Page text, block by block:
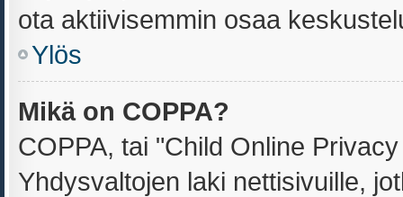
ota aktiivisemmin osaa
Ylös
Mikä on COPPA?
COPPA, tai "Child Online
Yhdysvaltojen laki nettisivuille,